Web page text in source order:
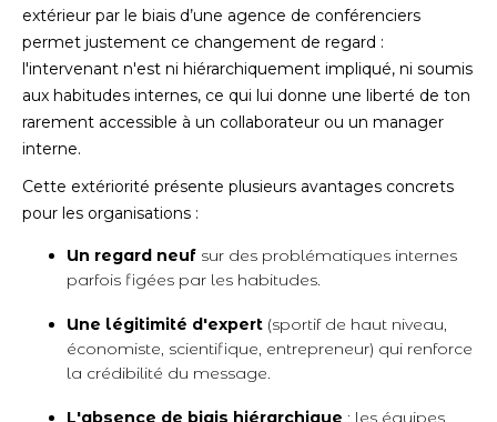
extérieur par le biais d’une agence de conférenciers
permet justement ce changement de regard :
l'intervenant n'est ni hiérarchiquement impliqué, ni soumis
aux habitudes internes, ce qui lui donne une liberté de ton
rarement accessible à un collaborateur ou un manager
interne.
Cette extériorité présente plusieurs avantages concrets
pour les organisations :
Un regard neuf sur des problématiques internes
parfois figées par les habitudes.
Une légitimité d'expert (sportif de haut niveau,
économiste, scientifique, entrepreneur) qui renforce
la crédibilité du message.
L'absence de biais hiérarchique : les équipes